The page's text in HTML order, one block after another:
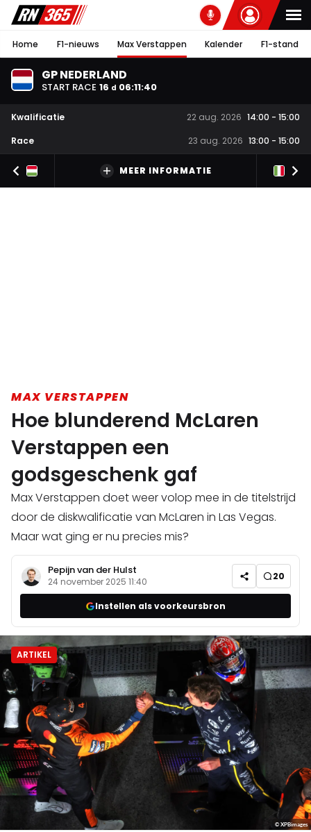
Home F1-nieuws Max Verstappen Kalender F1-stand
GP NEDERLAND
START RACE 16 d 06:11:40
Kwalificatie 22 aug. 2026 14:00 - 15:00
Race
23 aug. 2026 13:00 - 15:00
MEER INFORMATIE
MAX VERSTAPPEN
Hoe blunderend McLaren
Verstappen een
godsgeschenk gaf
Max Verstappen doet weer volop mee in de titelstrijd
door de diskwalificatie van McLaren in Las Vegas.
Maar wat ging er nu precies mis?
Pepijn van der Hulst
24 november 2025 11:40 20
Instellen als voorkeursbron
ARTIKEL
© XPBimages